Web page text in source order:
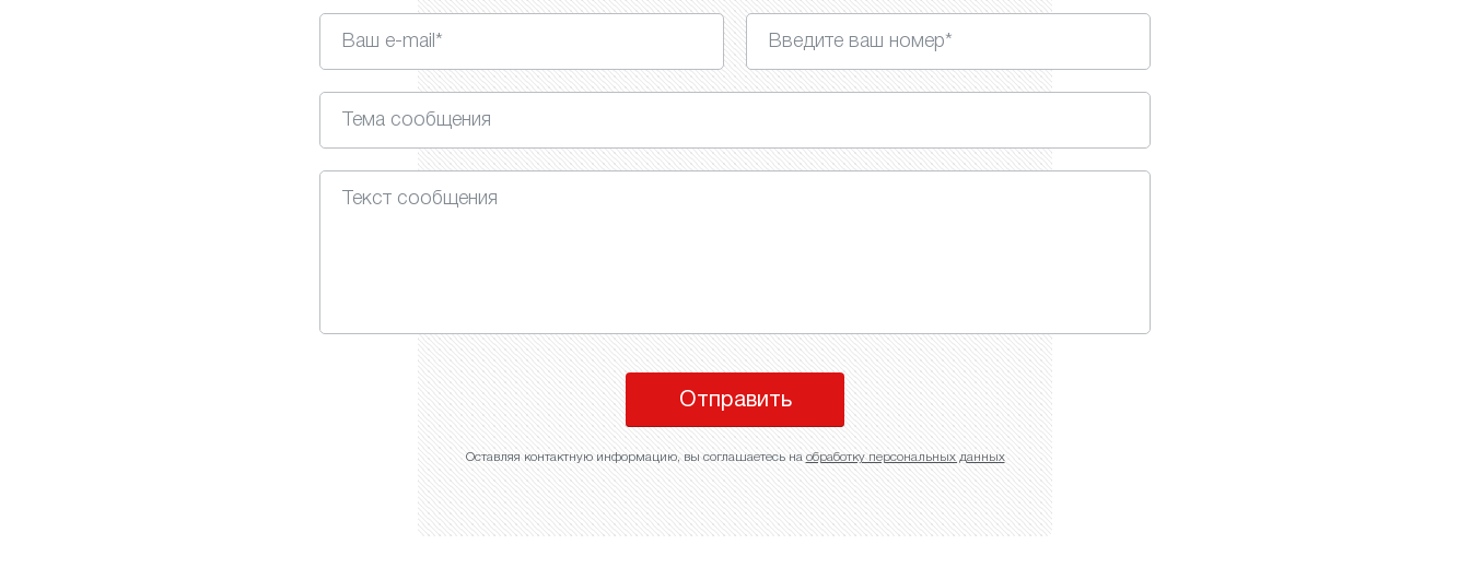
Отправить
Оставляя контактную информацию, вы соглашаетесь на обработку персональных данных